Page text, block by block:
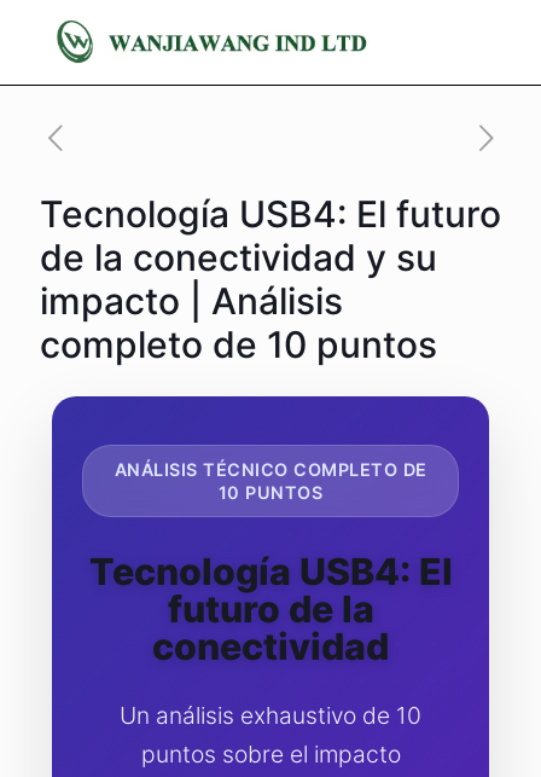
Tecnología USB4: El futuro
de la conectividad y su
impacto | Análisis
completo de 10 puntos
ANÁLISIS TÉCNICO COMPLETO DE
10 PUNTOS
Tecnología USB4: El
futuro de la
conectividad
Un análisis exhaustivo de 10
puntos sobre el impacto